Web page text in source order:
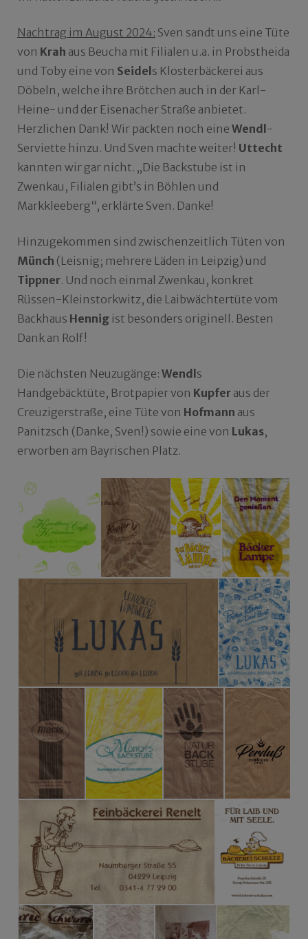
Nachtrag im August 2024: Sven sandt uns eine Tüte
von Krah aus Beucha mit Filialen u.a. in Probstheida
und Toby eine von Seidel s Klosterbäckerei aus
Döbeln, welche ihre Brötchen auch in der Karl-
Heine- und der Eisenacher Straße anbietet.
Herzlichen Dank! Wir packten noch eine Wendl -
Serviette hinzu. Und Sven machte weiter! Uttecht
kannten wir gar nicht. „Die Backstube ist in
Zwenkau, Filialen gibt’s in Böhlen und
Markkleeberg“, erklärte Sven. Danke!
Hinzugekommen sind zwischenzeitlich Tüten von
Münch (Leisnig; mehrere Läden in Leipzig) und
Tippner. Und noch einmal Zwenkau, konkret
Rüssen-Kleinstorkwitz, die Laibwächtertüte vom
Backhaus Hennig ist besonders originell. Besten
Dank an Rolf!
Die nächsten Neuzugänge: Wendl s
Handgebäcktüte, Brotpapier von Kupfer aus der
Creuzigerstraße, eine Tüte von Hofmann aus
Panitzsch (Danke, Sven!) sowie eine von Lukas,
erworben am Bayrischen Platz.